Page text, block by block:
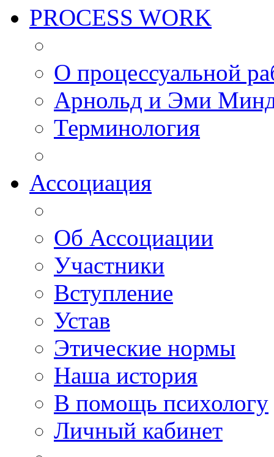
PROCESS WORK
О процессуальной
Арнольд и Эми
Терминология
Ассоциация
Об Ассоциации
Участники
Вступление
Устав
Этические нормы
Наша история
В помощь психологу
Личный кабинет